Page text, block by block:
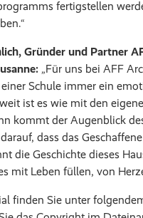
fertigstellen
Gründer und Partner
„Für uns bei AFF
Schule immer ein
ist es wie mit den
kommt der Augenblick
dass das
die Geschichte dieses
mit Leben füllen, von
finden Sie unter